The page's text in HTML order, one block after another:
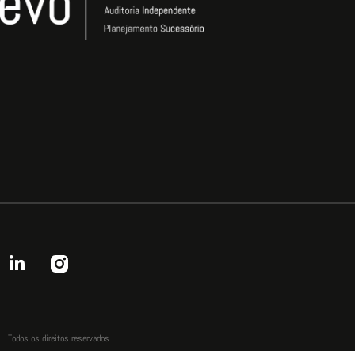
Todos os direitos reservados.